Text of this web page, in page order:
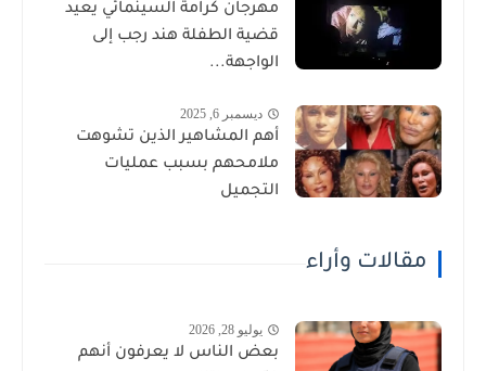
مهرجان كرامة السينمائي يعيد
قضية الطفلة هند رجب إلى
الواجهة...
ديسمبر 6, 2025
أهم المشاهير الذين تشوهت
ملامحهم بسبب عمليات
التجميل
مقالات وأراء
يوليو 28, 2026
بعض الناس لا يعرفون أنهم